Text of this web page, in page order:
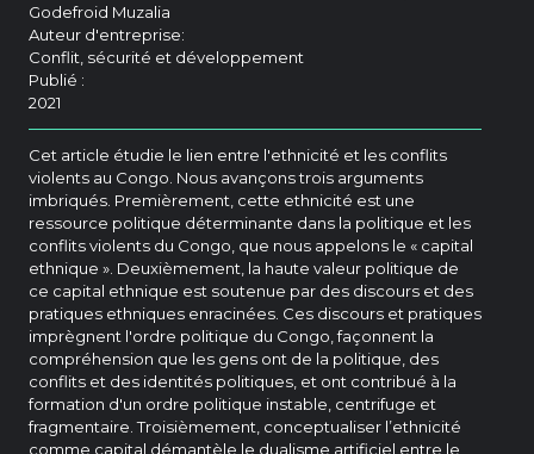
Godefroid Muzalia
Auteur d'entreprise:
Conflit, sécurité et développement
Publié :
2021
Cet article étudie le lien entre l'ethnicité et les conflits
violents au Congo. Nous avançons trois arguments
imbriqués. Premièrement, cette ethnicité est une
ressource politique déterminante dans la politique et les
conflits violents du Congo, que nous appelons le « capital
ethnique ». Deuxièmement, la haute valeur politique de
ce capital ethnique est soutenue par des discours et des
pratiques ethniques enracinées. Ces discours et pratiques
imprègnent l'ordre politique du Congo, façonnent la
compréhension que les gens ont de la politique, des
conflits et des identités politiques, et ont contribué à la
formation d'un ordre politique instable, centrifuge et
fragmentaire. Troisièmement, conceptualiser l’ethnicité
comme capital démantèle le dualisme artificiel entre le